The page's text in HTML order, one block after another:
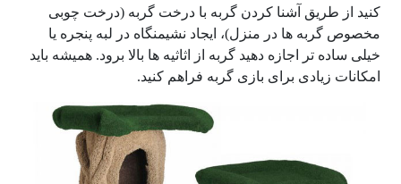
کنید از طریق آشنا کردن گربه با درخت گربه (درخت چوبی
مخصوص گربه ها در منزل)، ایجاد نشیمنگاه در لبه پنجره یا
خیلی ساده تر اجازه دهید گربه از اثاثیه ها بالا برود. همیشه باید
امکانات زیادی برای بازی گربه فراهم کنید.